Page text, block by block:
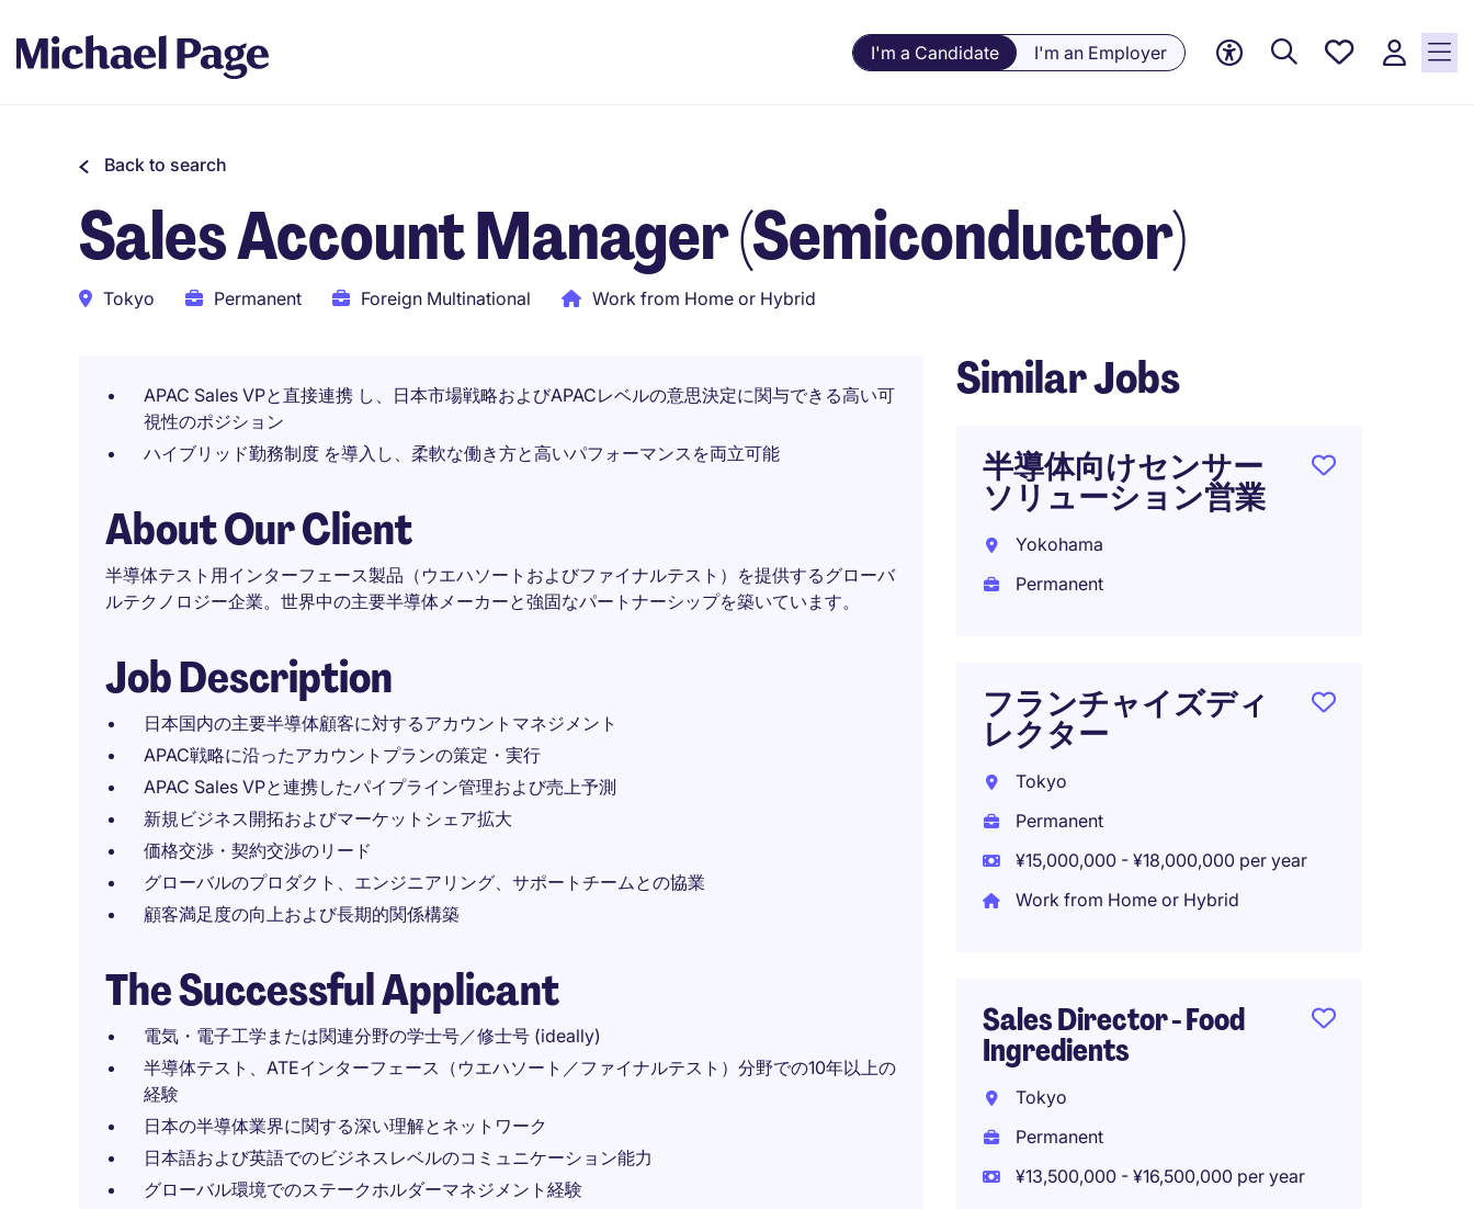
I'm a Candidate I'm an Employer
Saved
Back to search
Sales Account Manager (Semiconductor)
Tokyo Permanent Foreign Multinational Work from Home or Hybrid
APAC Sales VPと直接連携 し、日本市場戦略およびAPACレベルの意思決定に関与できる高い可
視性のポジション
ハイブリッド勤務制度 を導入し、柔軟な働き方と高いパフォーマンスを両立可能
About Our Client
半導体テスト用インターフェース製品（ウエハソートおよびファイナルテスト）を提供するグローバ
ルテクノロジー企業。世界中の主要半導体メーカーと強固なパートナーシップを築いています。
Job Description
日本国内の主要半導体顧客に対するアカウントマネジメント
APAC戦略に沿ったアカウントプランの策定・実行
APAC Sales VPと連携したパイプライン管理および売上予測
新規ビジネス開拓およびマーケットシェア拡大
価格交渉・契約交渉のリード
グローバルのプロダクト、エンジニアリング、サポートチームとの協業
顧客満足度の向上および長期的関係構築
The Successful Applicant
電気・電子工学または関連分野の学士号／修士号 (ideally)
半導体テスト、ATEインターフェース（ウエハソート／ファイナルテスト）分野での10年以上の
経験
日本の半導体業界に関する深い理解とネットワーク
日本語および英語でのビジネスレベルのコミュニケーション能力
グローバル環境でのステークホルダーマネジメント経験
Similar Jobs
半導体向けセンサー
ソリューション営業
Yokohama
Permanent
フランチャイズディ
レクター
Tokyo
Permanent
¥15,000,000 - ¥18,000,000 per year
Work from Home or Hybrid
Sales Director - Food
Ingredients
Tokyo
Permanent
¥13,500,000 - ¥16,500,000 per year